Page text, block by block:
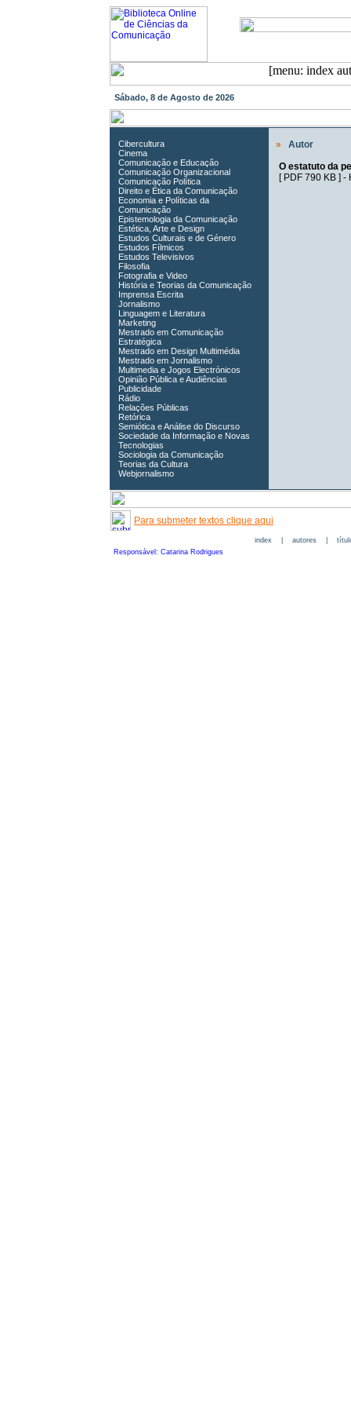
Sábado, 8 de Agosto de 2026
Cibercultura
Cinema
Comunicação e Educação
Comunicação Organizacional
Comunicação Política
Direito e Ética da Comunicação
Economia e Políticas da
Comunicação
Epistemologia da Comunicação
Estética, Arte e Design
Estudos Culturais e de Género
Estudos Fílmicos
Estudos Televisivos
Filosofia
Fotografia e Video
História e Teorias da Comunicação
Imprensa Escrita
Jornalismo
Linguagem e Literatura
Marketing
Mestrado em Comunicação
Estratégica
Mestrado em Design Multimédia
Mestrado em Jornalismo
Multimedia e Jogos Electrónicos
Opinião Pública e Audiências
Publicidade
Rádio
Relações Públicas
Retórica
Semiótica e Análise do Discurso
Sociedade da Informação e Novas
Tecnologias
Sociologia da Comunicação
Teorias da Cultura
Webjornalismo
»
Autor
O estatuto da
[ PDF 790 KB] -
Para submeter textos clique aqui
index| autores|